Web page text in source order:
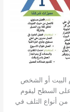
أو الشخص
السطح ليقوم
من أنواع التلف في